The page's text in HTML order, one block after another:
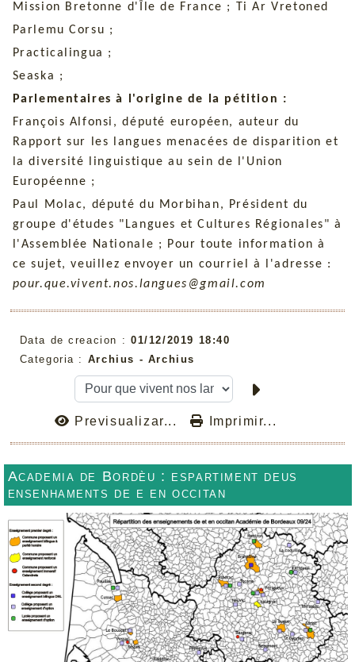
Mission Bretonne d'Île de France ; Ti Ar Vretoned
Parlemu Corsu ;
Practicalingua ;
Seaska ;
Parlementaires à l'origine de la pétition :
François Alfonsi, député européen, auteur du
Rapport sur les langues menacées de disparition et
la diversité linguistique au sein de l'Union
Européenne ;
Paul Molac, député du Morbihan, Président du
groupe d'études "Langues et Cultures Régionales" à
l'Assemblée Nationale ; Pour toute information à
ce sujet, veuillez envoyer un courriel à l'adresse :
pour.que.vivent.nos.langues@gmail.com
Data de creacion : 01/12/2019 18:40
Categoria : Archius - Archius
Previsualizar... Imprimir...
Academia de Bordèu : espartiment deus
ensenhaments de e en occitan